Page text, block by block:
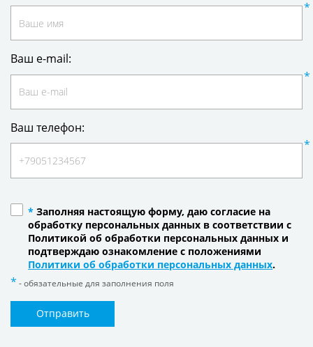
Ваш e-mail:
Ваш телефон:
* Заполняя настоящую форму, даю согласие на
обработку персональных данных в соответствии с
Политикой об обработки персональных данных и
подтверждаю ознакомление с положениями
Политики об обработки персональных данных.
- обязательные для заполнения поля
Отправить